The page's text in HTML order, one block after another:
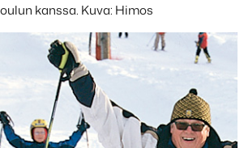
kanssa. Kuva: Himos